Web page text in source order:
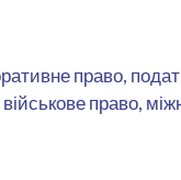
право,
право,